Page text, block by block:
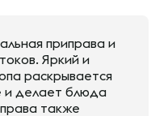
приправа и
Яркий и
раскрывается
и делает блюда
также